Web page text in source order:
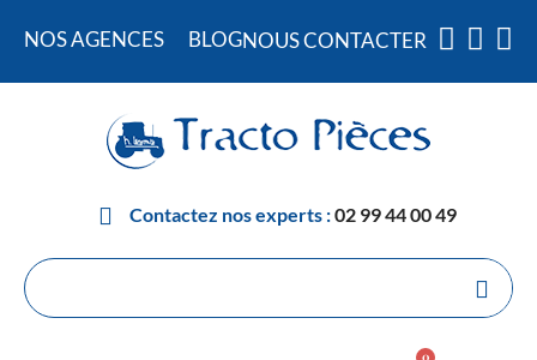
NOS AGENCES BLOGNOUS CONTACTER
Contactez nos experts :02 99 44 00 49